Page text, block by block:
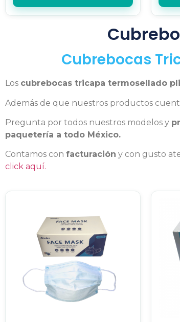
Cubrebocas
Los cubrebocas tricapa termosellado
Además de que nuestros productos
Pregunta por todos nuestros modelos y
paquetería a todo México.
Contamos con facturación y con gusto
click aquí.